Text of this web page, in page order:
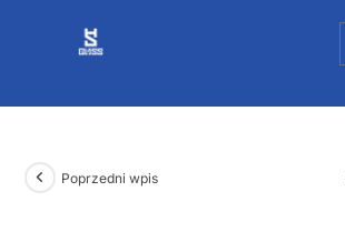
Poprzedni wpis